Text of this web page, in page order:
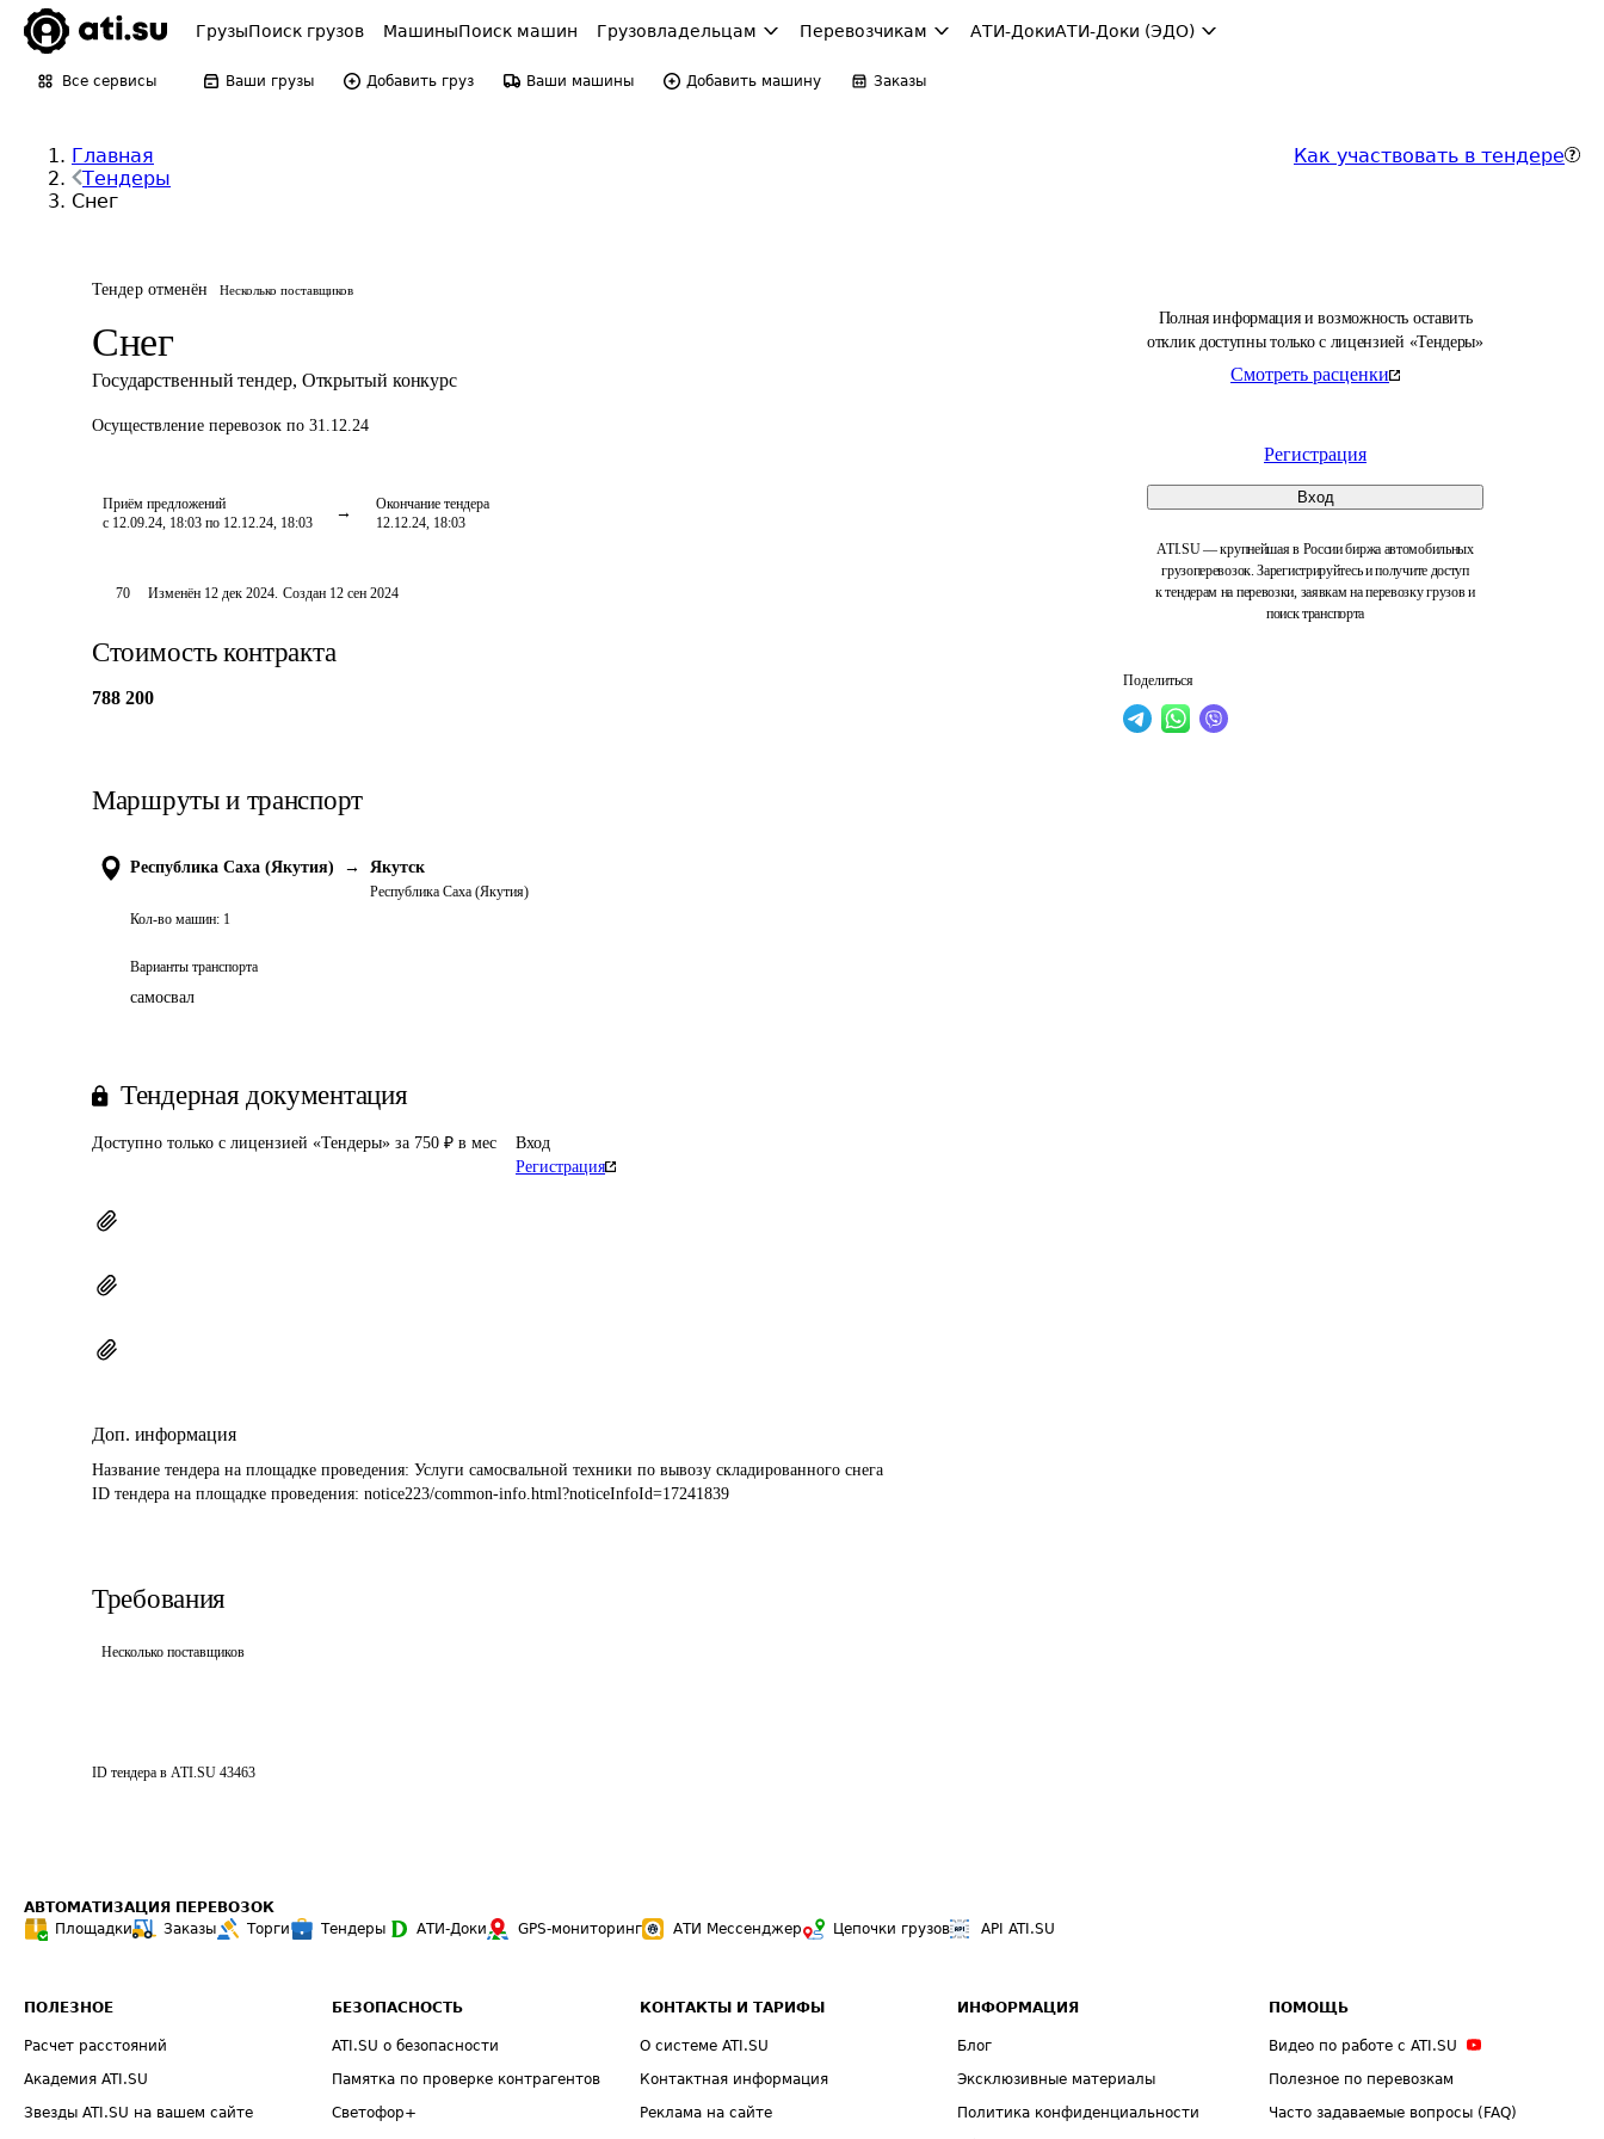
ГрузыПоиск грузов МашиныПоиск машин Грузовладельцам Перевозчикам АТИ-ДокиАТИ-Доки (ЭДО)
Все сервисы Ваши грузы Добавить груз Ваши машины Добавить машину Заказы
Главная
Тендеры
Снег
Как участвовать в тендере
Тендер отменён Несколько поставщиков
Снег
Государственный тендер, Открытый конкурс
Осуществление перевозок по 31.12.24
Приём предложений
с 12.09.24, 18:03 по 12.12.24, 18:03
Окончание тендера
12.12.24, 18:03
Полная информация и возможность оставить
отклик доступны только с лицензией «Тендеры»
Смотреть расценки
Регистрация
Вход
ATI.SU — крупнейшая в России биржа автомобильных
грузоперевозок. Зарегистрируйтесь и получите доступ
к тендерам на перевозки, заявкам на перевозку грузов и
поиск транспорта
Поделиться
70 Изменён 12 дек 2024. Создан 12 сен 2024
Стоимость контракта
788 200
Маршруты и транспорт
Республика Саха (Якутия) → Якутск
Республика Саха (Якутия)
Кол-во машин: 1
Варианты транспорта
самосвал
Тендерная документация
Доступно только с лицензией «Тендеры» за 750 ₽ в мес
Вход
Регистрация
Доп. информация
Название тендера на площадке проведения: Услуги самосвальной техники по вывозу складированного снега
ID тендера на площадке проведения: notice223/common-info.html?noticeInfoId=17241839
Требования
Несколько поставщиков
ID тендера в ATI.SU 43463
АВТОМАТИЗАЦИЯ ПЕРЕВОЗОК
Площадки
Заказы Торги Тендеры АТИ-Доки GPS-мониторинг АТИ Мессенджер Цепочки грузов API ATI.SU
ПОЛЕЗНОЕ
Расчет расстояний
Академия ATI.SU
Звезды ATI.SU на вашем сайте
БЕЗОПАСНОСТЬ
ATI.SU о безопасности
Памятка по проверке контрагентов
Светофор+
КОНТАКТЫ И ТАРИФЫ
О системе ATI.SU
Контактная информация
Реклама на сайте
ИНФОРМАЦИЯ
Блог
Эксклюзивные материалы
Политика конфиденциальности
ПОМОЩЬ
Видео по работе с ATI.SU
Полезное по перевозкам
Часто задаваемые вопросы (FAQ)